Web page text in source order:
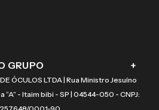
GRUPO +
ÓCULOS LTDA | Rua Ministro Jesuíno
“A” - Itaim bibi - SP | 04544-050 - CNPJ: